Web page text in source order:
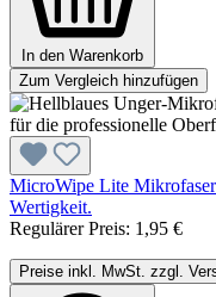
In den Warenkorb
Zum Vergleich hinzufügen
MicroWipe Lite
Wertigkeit.
Regulärer Preis: 1,95 €
Preise inkl. MwSt. zzgl.